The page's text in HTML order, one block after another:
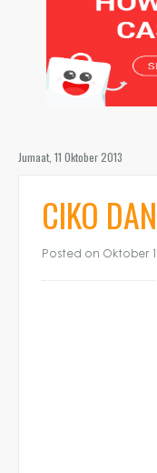
Jumaat, 11 Oktober 2013
CIKO
Posted on Oktober